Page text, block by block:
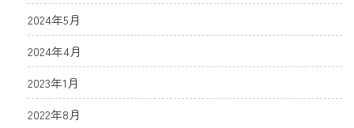
2024年5月
2024年4月
2023年1月
2022年8月